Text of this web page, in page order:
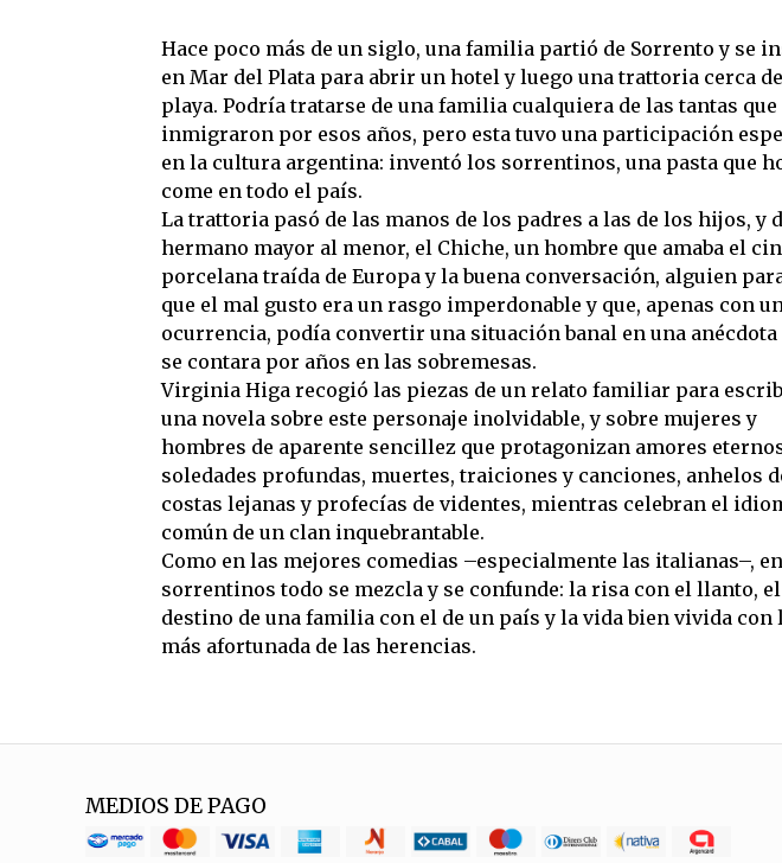
Hace poco más de un siglo, una familia partió de Sorrento y se
en Mar del Plata para abrir un hotel y luego una trattoria cerca
playa. Podría tratarse de una familia cualquiera de las tantas que
inmigraron por esos años, pero esta tuvo una participación
en la cultura argentina: inventó los sorrentinos, una pasta que
come en todo el país.
La trattoria pasó de las manos de los padres a las de los hijos, y
hermano mayor al menor, el Chiche, un hombre que amaba el
porcelana traída de Europa y la buena conversación, alguien
que el mal gusto era un rasgo imperdonable y que, apenas con
ocurrencia, podía convertir una situación banal en una anécdota
se contara por años en las sobremesas.
Virginia Higa recogió las piezas de un relato familiar para
una novela sobre este personaje inolvidable, y sobre mujeres y
hombres de aparente sencillez que protagonizan amores
soledades profundas, muertes, traiciones y canciones, anhelos
costas lejanas y profecías de videntes, mientras celebran el
común de un clan inquebrantable.
Como en las mejores comedias –especialmente las italianas–,
sorrentinos todo se mezcla y se confunde: la risa con el llanto, el
destino de una familia con el de un país y la vida bien vivida con
más afortunada de las herencias.
MEDIOS DE PAGO